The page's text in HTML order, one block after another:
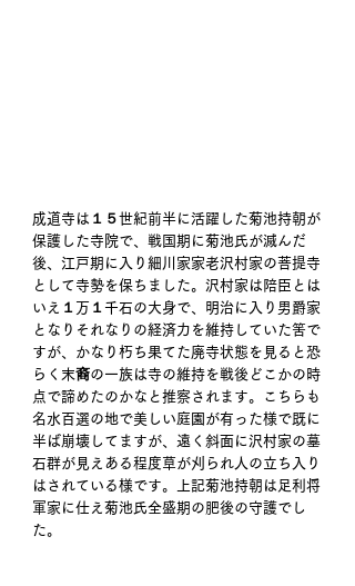
成道寺は１５世紀前半に活躍した菊池持朝が
保護した寺院で、戦国期に菊池氏が滅んだ
後、江戸期に入り細川家家老沢村家の菩提寺
として寺勢を保ちました。沢村家は陪臣とは
いえ１万１千石の大身で、明治に入り男爵家
となりそれなりの経済力を維持していた筈で
すが、かなり朽ち果てた廃寺状態を見ると恐
らく末裔の一族は寺の維持を戦後どこかの時
点で諦めたのかなと推察されます。こちらも
名水百選の地で美しい庭園が有った様で既に
半ば崩壊してますが、遠く斜面に沢村家の墓
石群が見えある程度草が刈られ人の立ち入り
はされている様です。上記菊池持朝は足利将
軍家に仕え菊池氏全盛期の肥後の守護でし
た。